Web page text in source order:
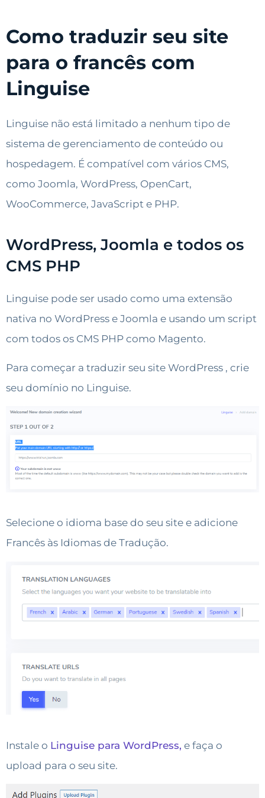
Como traduzir seu site
para o francês com
Linguise
Linguise não está limitado a nenhum tipo de
sistema de gerenciamento de conteúdo ou
hospedagem. É compatível com vários CMS,
como Joomla, WordPress, OpenCart,
WooCommerce, JavaScript e PHP.
WordPress, Joomla e todos os
CMS PHP
Linguise pode ser usado como uma extensão
nativa no WordPress e Joomla e usando um script
com todos os CMS PHP como Magento.
Para começar a traduzir seu site WordPress , crie
seu domínio no Linguise.
Selecione o idioma base do seu site e adicione
Francês às Idiomas de Tradução.
Instale o Linguise para WordPress, e faça o
upload para o seu site.